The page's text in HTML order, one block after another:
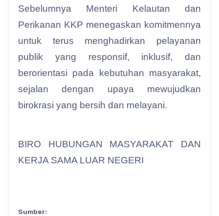
Sebelumnya Menteri Kelautan dan
Perikanan KKP menegaskan komitmennya
untuk terus menghadirkan pelayanan
publik yang responsif, inklusif, dan
berorientasi pada kebutuhan masyarakat,
sejalan dengan upaya mewujudkan
birokrasi yang bersih dan melayani.
BIRO HUBUNGAN MASYARAKAT DAN
KERJA SAMA LUAR NEGERI
Sumber: